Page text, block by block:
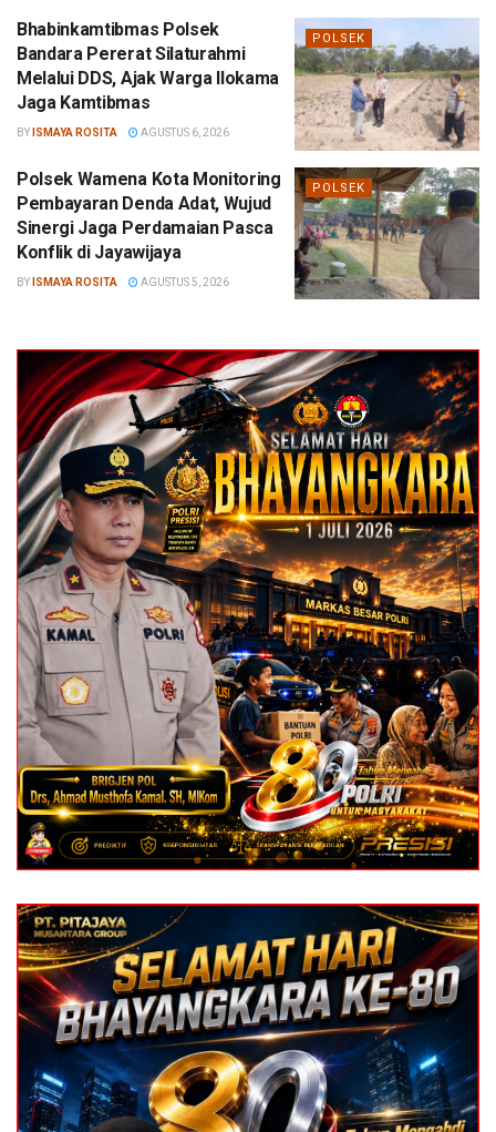
POLSEK
Bhabinkamtibmas Polsek
Bandara Pererat Silaturahmi
Melalui DDS, Ajak Warga Ilokama
Jaga Kamtibmas
BY ISMAYA ROSITA AGUSTUS 6, 2026
POLSEK
Polsek Wamena Kota Monitoring
Pembayaran Denda Adat, Wujud
Sinergi Jaga Perdamaian Pasca
Konflik di Jayawijaya
BY ISMAYA ROSITA AGUSTUS 5, 2026